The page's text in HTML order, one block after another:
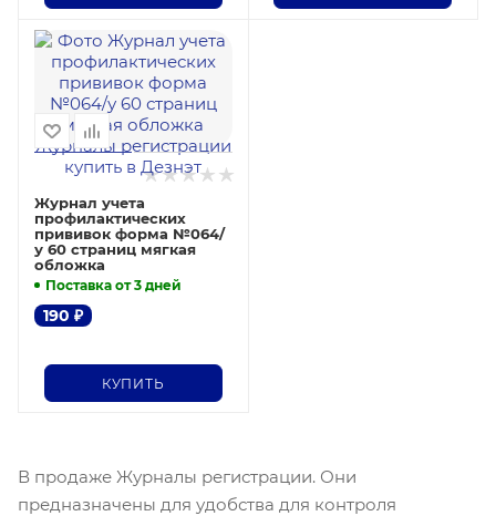
Журнал учета
профилактических
прививок форма №064/
у 60 страниц мягкая
обложка
Поставка от 3 дней
190 ₽
КУПИТЬ
В продаже Журналы регистрации. Они
предназначены для удобства для контроля